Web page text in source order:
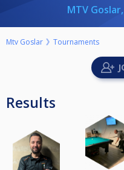
MTV
Mtv Goslar Tournaments
Results